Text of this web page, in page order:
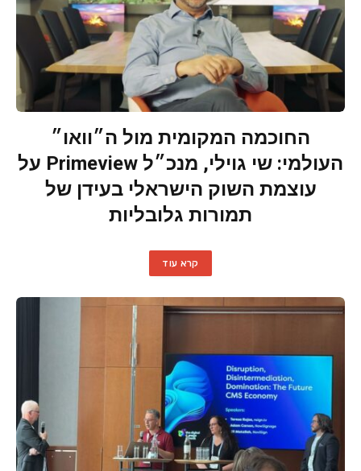
החוכמה המקומית מול ה״וואו״
העולמי: שי גוילי, מנכ״ל Primeview על
עוצמת השוק הישראלי בעידן של
תמורות גלובליות
קרא עוד